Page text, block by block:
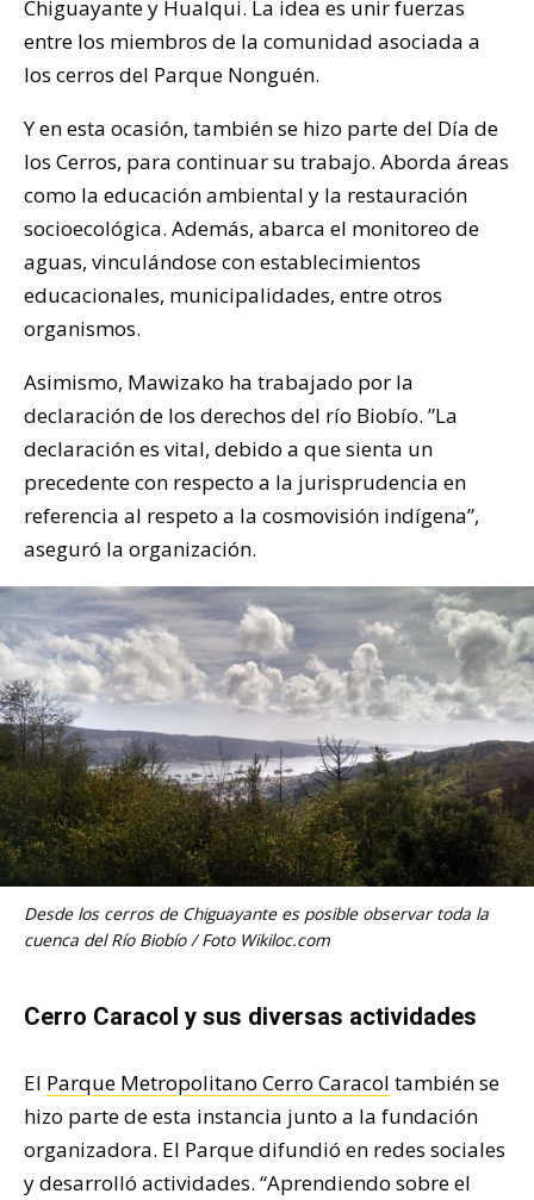
Chiguayante y Hualqui. La idea es unir fuerzas
entre los miembros de la comunidad asociada a
los cerros del Parque Nonguén.
Y en esta ocasión, también se hizo parte del Día de
los Cerros, para continuar su trabajo. Aborda áreas
como la educación ambiental y la restauración
socioecológica. Además, abarca el monitoreo de
aguas, vinculándose con establecimientos
educacionales, municipalidades, entre otros
organismos.
Asimismo, Mawizako ha trabajado por la
declaración de los derechos del río Biobío. ”La
declaración es vital, debido a que sienta un
precedente con respecto a la jurisprudencia en
referencia al respeto a la cosmovisión indígena”,
aseguró la organización.
Desde los cerros de Chiguayante es posible observar toda la
cuenca del Río Biobío / Foto Wikiloc.com
Cerro Caracol y sus diversas actividades
El Parque Metropolitano Cerro Caracol también se
hizo parte de esta instancia junto a la fundación
organizadora. El Parque difundió en redes sociales
y desarrolló actividades. “Aprendiendo sobre el